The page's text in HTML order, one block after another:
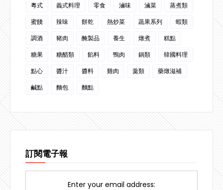
粵式
義式料理 零食 滷味 滷菜
蒸煮類
蜜餞
辣味 餅乾 熱炒菜 蔬果系列
蝦類
調酒
豬肉 醃製品 養生 燉煮
糕點
糖果
糖醋類 餡料 鴨肉 鍋類
韓國料理
點心
醬汁 醬料 雞肉 羹類
藥燉滋補
鹹點
麵包 麵點
訂閱電子報
Enter your email address: